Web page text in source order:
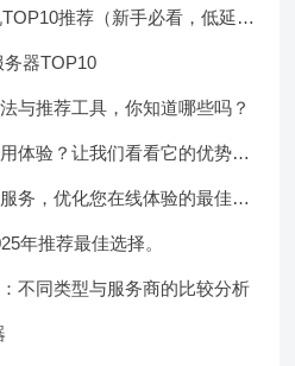
推荐（新手必看，低延迟
器TOP10
与推荐工具，你知道哪些吗？
体验？让我们看看它的优势所
务，优化您在线体验的最佳选
年推荐最佳选择。
不同类型与服务商的比较分析